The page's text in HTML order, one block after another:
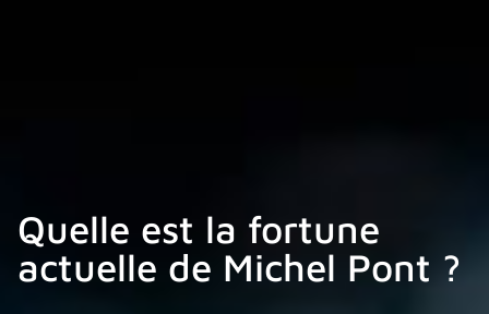
Quelle est la fortune
actuelle de Michel Pont ?